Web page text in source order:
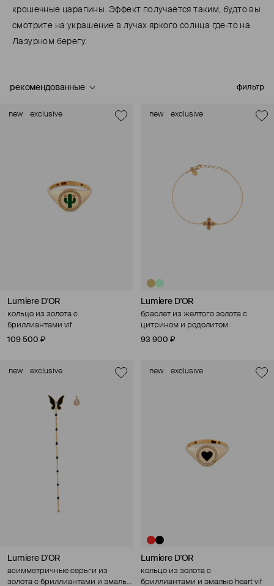
крошечные царапины. Эффект получается таким, будто вы
смотрите на украшение в лучах яркого солнца где-то на
Лазурном берегу.
фильтр
рекомендованные
new exclusive
Lumiere D'OR
кольцо из золота с
бриллиантами vif
109 500 ₽
new exclusive
Lumiere D'OR
браслет из желтого золота с
цитрином и родолитом
93 900 ₽
new exclusive
Lumiere D'OR
асимметричные серьги из
золота с бриллиантами и эмалью
new exclusive
Lumiere D'OR
кольцо из золота с
бриллиантами и эмалью heart vif